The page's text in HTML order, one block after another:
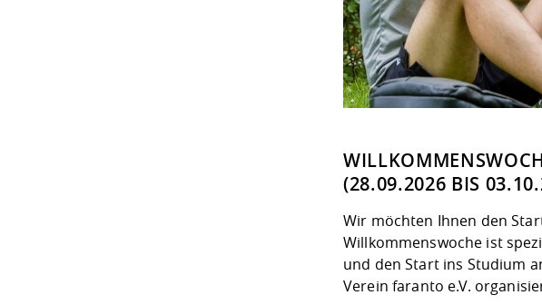
(28.09.2026 BIS
Wir möchten Ihnen den
Willkommenswoche ist
und den Start ins Studium
Verein faranto e.V.